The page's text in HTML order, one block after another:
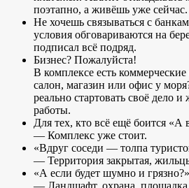
поэтапно, а живёшь уже сейчас.
Не хочешь связываться с
условия обговариваются на
подписал всё подряд.
Бизнес? Пожалуйста!
В комплексе есть
салон, магазин или офис у
реально стартовать своё дело
работы.
Для тех, кто всё ещё боится «А
— Комплекс уже стоит.
«Вдруг соседи — толпа
— Территория закрытая,
«А если будет шумно и грязно?»
— Ландшафт, охрана, площадка